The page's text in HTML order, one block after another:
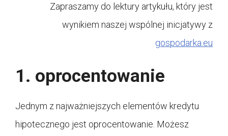
Zapraszamy do lektury artykułu, który jest
wynikiem naszej wspólnej inicjatywy z
gospodarka.eu
1. oprocentowanie
Jednym z najważniejszych elementów kredytu
hipotecznego jest oprocentowanie. Możesz